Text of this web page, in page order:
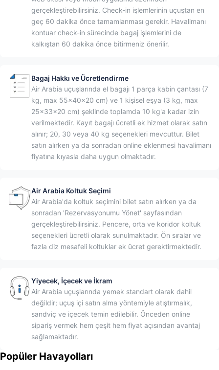
gerçekleştirebilirsiniz. Check-in işlemlerinin uçuştan en
geç 60 dakika önce tamamlanması gerekir. Havalimanı
kontuar check-in sürecinde bagaj işlemlerini de
kalkıştan 60 dakika önce bitirmeniz önerilir.
Bagaj Hakkı ve Ücretlendirme
Air Arabia uçuşlarında el bagajı 1 parça kabin çantası (7
kg, max 55×40×20 cm) ve 1 kişisel eşya (3 kg, max
25×33×20 cm) şeklinde toplamda 10 kg'a kadar izin
verilmektedir. Kayıt bagajı ücretli ek hizmet olarak satın
alınır; 20, 30 veya 40 kg seçenekleri mevcuttur. Bilet
satın alırken ya da sonradan online eklenmesi havalimanı
fiyatına kıyasla daha uygun olmaktadır.
Air Arabia Koltuk Seçimi
Air Arabia'da koltuk seçimini bilet satın alırken ya da
sonradan 'Rezervasyonumu Yönet' sayfasından
gerçekleştirebilirsiniz. Pencere, orta ve koridor koltuk
seçenekleri ücretli olarak sunulmaktadır. Ön sıralar ve
fazla diz mesafeli koltuklar ek ücret gerektirmektedir.
Yiyecek, İçecek ve İkram
Air Arabia uçuşlarında yemek standart olarak dahil
değildir; uçuş içi satın alma yöntemiyle atıştırmalık,
sandviç ve içecek temin edilebilir. Önceden online
sipariş vermek hem çeşit hem fiyat açısından avantaj
sağlamaktadır.
Popüler Havayolları